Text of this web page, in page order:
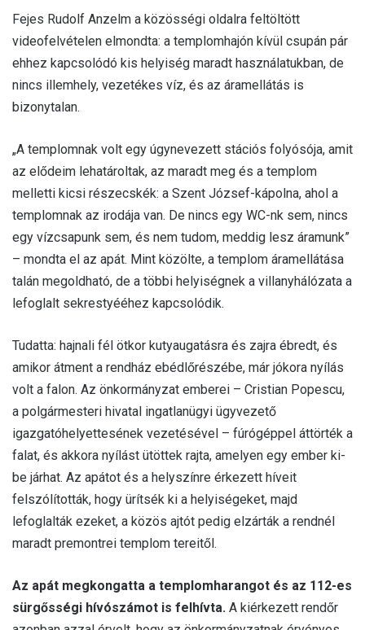
Fejes Rudolf Anzelm a közösségi oldalra feltöltött
videofelvételen elmondta: a templomhajón kívül csupán pár
ehhez kapcsolódó kis helyiség maradt használatukban, de
nincs illemhely, vezetékes víz, és az áramellátás is
bizonytalan.
„A templomnak volt egy úgynevezett stációs folyósója, amit
az elődeim lehatároltak, az maradt meg és a templom
melletti kicsi részecskék: a Szent József-kápolna, ahol a
templomnak az irodája van. De nincs egy WC-nk sem, nincs
egy vízcsapunk sem, és nem tudom, meddig lesz áramunk”
– mondta el az apát. Mint közölte, a templom áramellátása
talán megoldható, de a többi helyiségnek a villanyhálózata a
lefoglalt sekrestyééhez kapcsolódik.
Tudatta: hajnali fél ötkor kutyaugatásra és zajra ébredt, és
amikor átment a rendház ebédlőrészébe, már jókora nyílás
volt a falon. Az önkormányzat emberei – Cristian Popescu,
a polgármesteri hivatal ingatlanügyi ügyvezető
igazgatóhelyettesének vezetésével – fúrógéppel áttörték a
falat, és akkora nyílást ütöttek rajta, amelyen egy ember ki-
be járhat. Az apátot és a helyszínre érkezett híveit
felszólították, hogy ürítsék ki a helyiségeket, majd
lefoglalták ezeket, a közös ajtót pedig elzárták a rendnél
maradt premontrei templom tereitől.
Az apát megkongatta a templomharangot és az 112-es
sürgősségi hívószámot is felhívta. A kiérkezett rendőr